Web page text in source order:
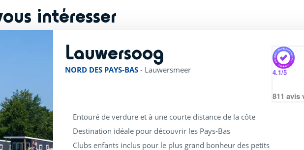
intéresser
Lauwersoog
NORD DES PAYS-BAS - Lauwersmeer 4.1/5
811 avis
Entouré de verdure et à une courte distance de la côte
Destination idéale pour découvrir les Pays-Bas
Clubs enfants inclus pour le plus grand bonheur des petits